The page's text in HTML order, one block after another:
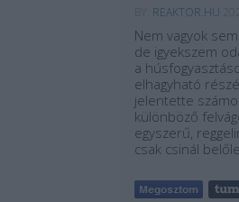
REAKTOR.HU
Nem vagyok
de igyekszem
a
elhagyható
jelentette
különböző
egyszerű,
csak csinál